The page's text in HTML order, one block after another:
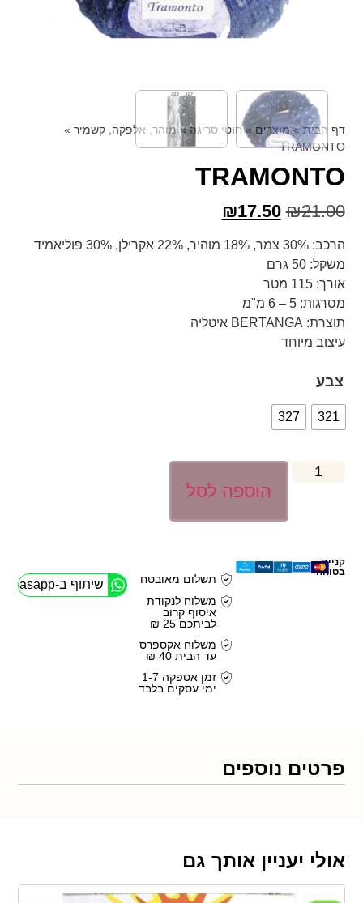
דף הבית»מוצרים»חוטי סריגה»מוהר, אלפקה, קשמיר »
TRAMONTO
TRAMONTO
₪21.00
₪17.50
הרכב: 30% צמר, 18% מוהיר, 22% אקרילן, 30% פוליאמיד
משקל: 50 גרם
אורך: 115 מטר
מסרגות: 5 – 6 מ"מ
תוצרת: BERTANGA איטליה
עיצוב מיוחד
צבע
321
327
הוספה לסל
קנייה
בטוחה
תשלום מאובטח
משלוח לנקודת
איסוף קרוב
לביתכם 25 ₪
משלוח אקספרס
עד הבית 40 ₪
זמן אספקה 1-7
ימי עסקים בלבד
שיתוף ב-Whasapp
פרטים נוספים
אולי יעניין אותך גם